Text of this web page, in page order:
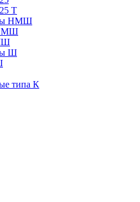
Т
НМШ
Ш
типа К